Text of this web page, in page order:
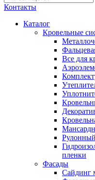
Контакты
Каталог
Кровельные
Все для
пленки
Фасады
Сайдинг